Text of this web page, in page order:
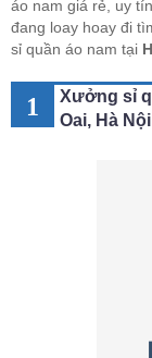
áo nam giá rẻ, uy
đang loay hoay đi
sỉ quần áo nam tại
1
Xưởng sỉ
Oai, Hà Nội